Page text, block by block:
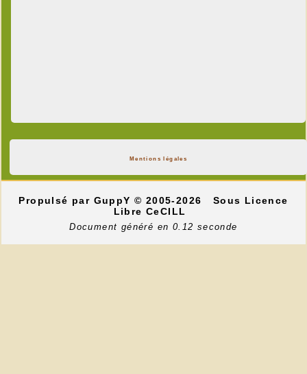
Mentions légales
Propulsé par GuppY© 2005-2026
Sous Licence
Libre CeCILL
Document généré en 0.12 seconde